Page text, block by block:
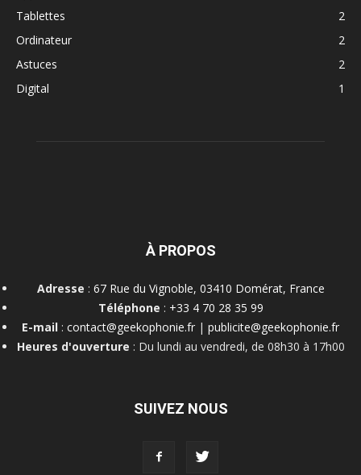
Tablettes
2
Ordinateur
2
Astuces
2
Digital
1
À PROPOS
Adresse : 67 Rue du Vignoble, 03410 Domérat, France
Téléphone : +33 4 70 28 35 99
E-mail : contact@geekophonie.fr | publicite@geekophonie.fr
Heures d'ouverture : Du lundi au vendredi, de 08h30 à 17h00
SUIVEZ NOUS